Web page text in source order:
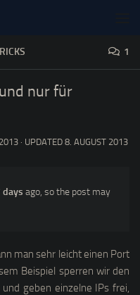
1
nur für
· UPDATED 8. AUGUST 2013
days ago, so the post may
man sehr leicht einen Port
Beispiel sperren wir den
geben einzelne IPs frei,